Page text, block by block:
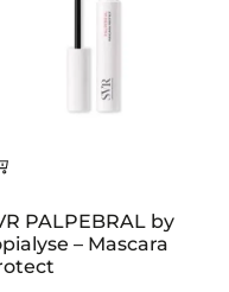
Leer
PALPEBRAL by
– Mascara